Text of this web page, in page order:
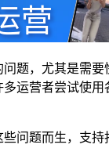
题，尤其是需
运营者尝试使
问题而生，支